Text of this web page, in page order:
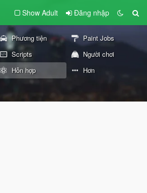
Show Adult Đăng nhập
Phương tiện
Paint Jobs
Scripts
Người chơi
Hỗn hợp Hơn